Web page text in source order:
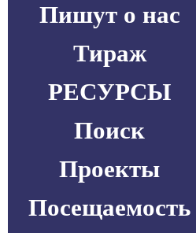
Пишут о нас
Тираж
РЕСУРСЫ
Поиск
Проекты
Посещаемость